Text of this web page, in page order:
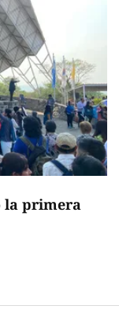
la primera